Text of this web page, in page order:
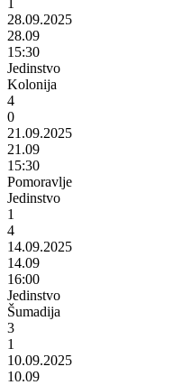
28.09.2025
28.09
15:30
Jedinstvo
Kolonija
4
0
21.09.2025
21.09
15:30
Pomoravlje
Jedinstvo
1
4
14.09.2025
14.09
16:00
Jedinstvo
Šumadija
3
1
10.09.2025
10.09